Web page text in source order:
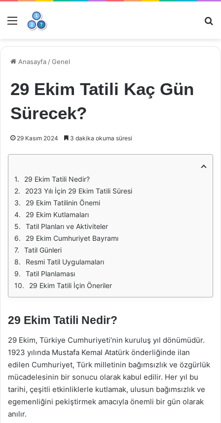
Menü
Anasayfa /Genel
29 Ekim Tatili Kaç Gün
Sürecek?
29 Kasım 2024 3 dakika okuma süresi
29 Ekim Tatili Nedir?
2023 Yılı İçin 29 Ekim Tatili Süresi
29 Ekim Tatilinin Önemi
29 Ekim Kutlamaları
Tatil Planları ve Aktiviteler
29 Ekim Cumhuriyet Bayramı
Tatil Günleri
Resmi Tatil Uygulamaları
Tatil Planlaması
29 Ekim Tatili İçin Öneriler
29 Ekim Tatili Nedir?
29 Ekim, Türkiye Cumhuriyeti’nin kuruluş yıl dönümüdür.
1923 yılında Mustafa Kemal Atatürk önderliğinde ilan
edilen Cumhuriyet, Türk milletinin bağımsızlık ve özgürlük
mücadelesinin bir sonucu olarak kabul edilir. Her yıl bu
tarihi, çeşitli etkinliklerle kutlamak, ulusun bağımsızlık ve
egemenliğini pekiştirmek amacıyla önemli bir gün olarak
anılır.